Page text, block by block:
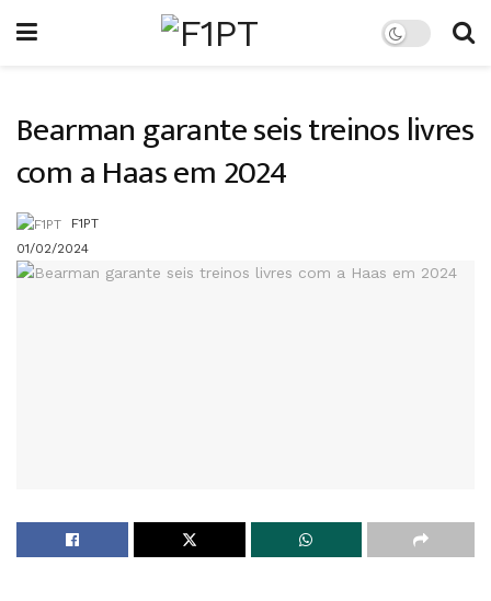
Bearman garante seis treinos livres
com a Haas em 2024
F1PT
01/02/2024